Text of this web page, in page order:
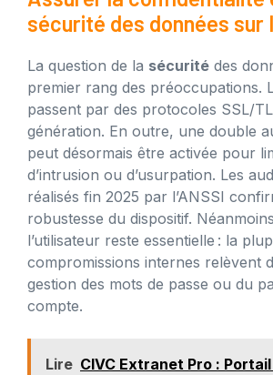
sécurité des données sur
La question de la sécurité des
premier rang des préoccupations.
passent par des protocoles SSL/
génération. En outre, une double
peut désormais être activée pour
d’intrusion ou d’usurpation. Les
réalisés fin 2025 par l’ANSSI
robustesse du dispositif.
l’utilisateur reste essentielle : la
compromissions internes relèvent
gestion des mots de passe ou du
compte.
Lire CIVC Extranet Pro :